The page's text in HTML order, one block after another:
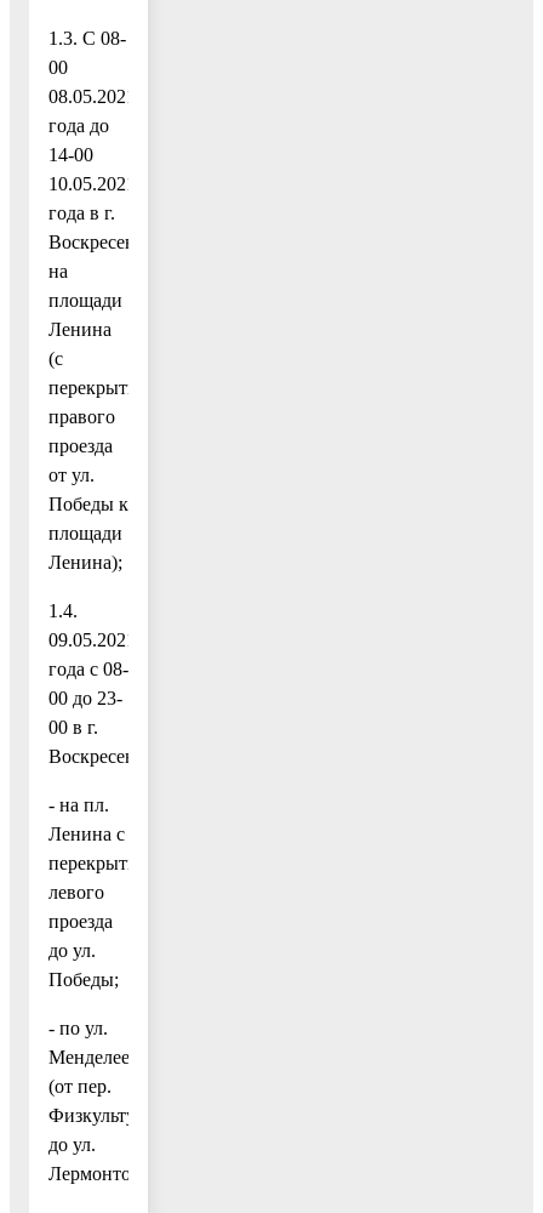
1.3. С 08-
00
08.05.2021
года до
14-00
10.05.2021
года в г.
Воскресенске
на
площади
Ленина
(с
перекрытием
правого
проезда
от ул.
Победы к
площади
Ленина);
1.4.
09.05.2021
года с 08-
00 до 23-
00 в г.
Воскресенске:
- на пл.
Ленина с
перекрытием
левого
проезда
до ул.
Победы;
- по ул.
Менделеева
(от пер.
Физкультурный
до ул.
Лермонтова);